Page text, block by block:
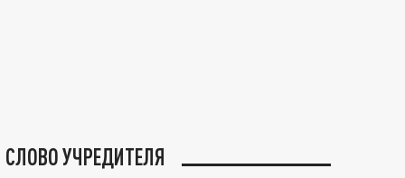
СЛОВО УЧРЕДИТЕЛЯ